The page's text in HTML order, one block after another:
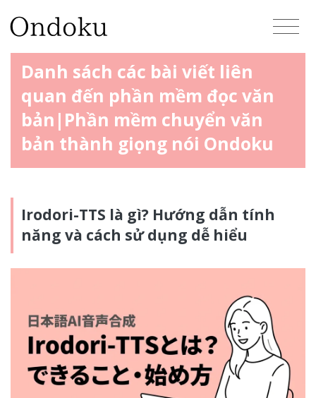
Danh sách các bài viết liên
quan đến phần mềm đọc văn
bản|Phần mềm chuyển văn
bản thành giọng nói Ondoku
Irodori-TTS là gì? Hướng dẫn tính
năng và cách sử dụng dễ hiểu